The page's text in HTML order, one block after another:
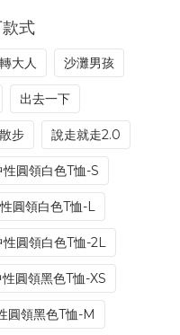
式
轉大人 沙灘男孩
出去一下
步 說走就走2.0
圓領白色T恤-S
圓領白色T恤-L
性圓領白色T恤-2L
圓領黑色T恤-XS
圓領黑色T恤-M